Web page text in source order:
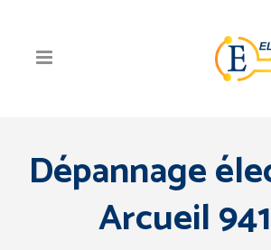
Dépannage
Arcueil